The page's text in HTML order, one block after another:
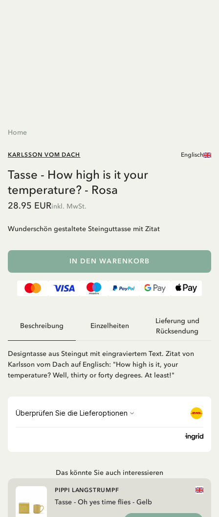
Home
KARLSSON VOM DACH Englisch
Tasse - How high is it your
temperature? - Rosa
28.95 EURinkl. MwSt.
Wunderschön gestaltete Steinguttasse mit Zitat
IN DEN WARENKORB
Beschreibung Einzelheiten
Lieferung und
Rücksendung
Designtasse aus Steingut mit eingraviertem Text. Zitat von
Karlsson vom Dach auf Englisch: "How high is it, your
temperature? Well, thirty or forty degrees. At least!"
Das könnte Sie auch interessieren
Tasse - Oh yes time flies - Gelb
PIPPI LANGSTRUMPF